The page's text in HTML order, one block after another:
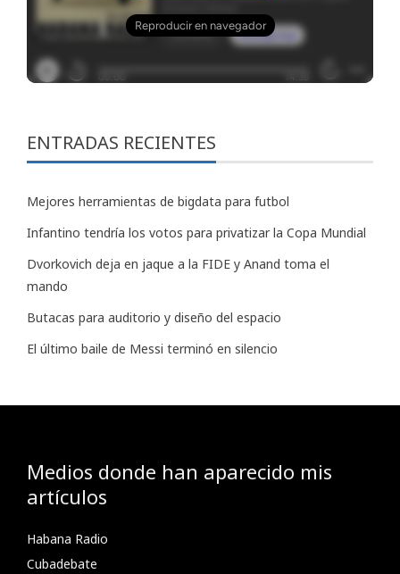
ENTRADAS RECIENTES
Mejores herramientas de bigdata para futbol
Infantino tendría los votos para privatizar la Copa Mundial
Dvorkovich deja en jaque a la FIDE y Anand toma el
mando
Butacas para auditorio y diseño del espacio
El último baile de Messi terminó en silencio
Medios donde han aparecido mis
artículos
Habana Radio
Cubadebate